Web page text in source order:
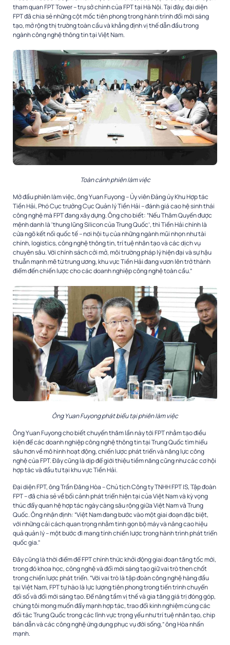
tham quan FPT Tower – trụ sở chính của FPT tại Hà Nội. Tại đây, đại diện
FPT đã chia sẻ những cột mốc tiên phong trong hành trình đổi mới sáng
tạo, mở rộng thị trường toàn cầu và khẳng định vị thế dẫn đầu trong
ngành công nghệ thông tin tại Việt Nam.
Toàn cảnh phiên làm việc
Mở đầu phiên làm việc, ông Yuan Fuyong – Ủy viên Đảng ủy Khu Hợp tác
Tiền Hải, Phó Cục trưởng Cục Quản lý Tiền Hải – đánh giá cao hệ sinh thái
công nghệ mà FPT đang xây dựng. Ông cho biết: “Nếu Thâm Quyến được
mệnh danh là ‘thung lũng Silicon của Trung Quốc’, thì Tiền Hải chính là
cửa ngõ kết nối quốc tế – nơi hội tụ của những ngành mũi nhọn như tài
chính, logistics, công nghệ thông tin, trí tuệ nhân tạo và các dịch vụ
chuyên sâu. Với chính sách cởi mở, môi trường pháp lý hiện đại và sự hậu
thuẫn mạnh mẽ từ trung ương, khu vực Tiền Hải đang vươn lên trở thành
điểm đến chiến lược cho các doanh nghiệp công nghệ toàn cầu.”
Ông Yuan Fuyong phát biểu tại phiên làm việc
Ông Yuan Fuyong cho biết chuyến thăm lần này tới FPT nhằm tạo điều
kiện để các doanh nghiệp công nghệ thông tin tại Trung Quốc tìm hiểu
sâu hơn về mô hình hoạt động, chiến lược phát triển và năng lực công
nghệ của FPT. Đây cũng là dịp để giới thiệu tiềm năng cũng như các cơ hội
hợp tác và đầu tư tại khu vực Tiền Hải.
Đại diện FPT, ông Trần Đăng Hòa – Chủ tịch Công ty TNHH FPT IS, Tập đoàn
FPT – đã chia sẻ về bối cảnh phát triển hiện tại của Việt Nam và kỳ vọng
thúc đẩy quan hệ hợp tác ngày càng sâu rộng giữa Việt Nam và Trung
Quốc. Ông nhận định: “Việt Nam đang bước vào một giai đoạn đặc biệt,
với những cải cách quan trọng nhằm tinh gọn bộ máy và nâng cao hiệu
quả quản lý – một bước đi mang tính chiến lược trong hành trình phát triển
quốc gia.”
Đây cũng là thời điểm để FPT chính thức khởi động giai đoạn tăng tốc mới,
trong đó khoa học, công nghệ và đổi mới sáng tạo giữ vai trò then chốt
trong chiến lược phát triển. “Với vai trò là tập đoàn công nghệ hàng đầu
tại Việt Nam, FPT tự hào là lực lượng tiên phong trong tiến trình chuyển
đổi số và đổi mới sáng tạo. Để nâng tầm vị thế và gia tăng giá trị đóng góp,
chúng tôi mong muốn đẩy mạnh hợp tác, trao đổi kinh nghiệm cùng các
đối tác Trung Quốc trong các lĩnh vực trọng yếu như trí tuệ nhân tạo, chip
bán dẫn và các công nghệ ứng dụng phục vụ đời sống,” ông Hòa nhấn
mạnh.